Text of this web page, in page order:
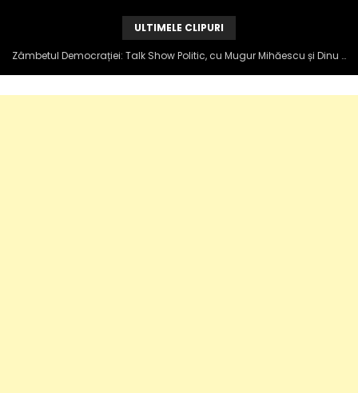
ULTIMELE CLIPURI
Zâmbetul Democrației: Talk Show Politic, cu Mugur Mihăescu și Dinu Popescu